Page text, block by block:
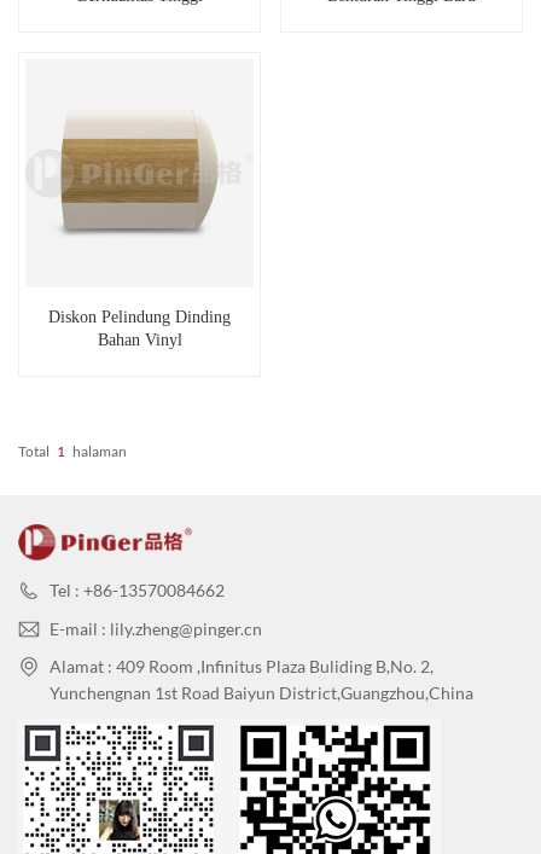
Diskon Pelindung Dinding
Bahan Vinyl
Total 1 Halaman
Tel : +86-13570084662
E-mail : lily.zheng@pinger.cn
Alamat : 409 Room ,Infinitus Plaza Buliding B,No. 2,
Yunchengnan 1st Road Baiyun District,Guangzhou,China